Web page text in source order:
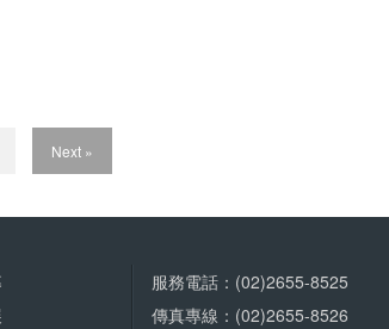
Next »
服務電話：(02)2655-8525
傳真專線：(02)2655-8526